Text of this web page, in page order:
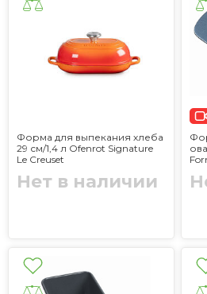
Форма для выпекания хлеба
29 см/1,4 л Ofenrot Signature
Le Creuset
Нет в наличии